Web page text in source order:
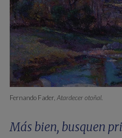
Fernando Fader, Atardecer otoñal.
Más bien, busquen